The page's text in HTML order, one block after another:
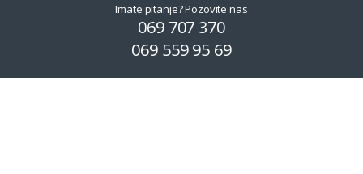
Imate pitanje? Pozovite nas
069 707 370
069 559 95 69